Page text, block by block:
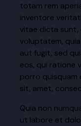
totam rem
inventore
vitae dicta sunt,
voluptatem,
aut fugit, sed
eos, qui ratione
porro quisquam
sit, amet,
Quia non
ut labore et